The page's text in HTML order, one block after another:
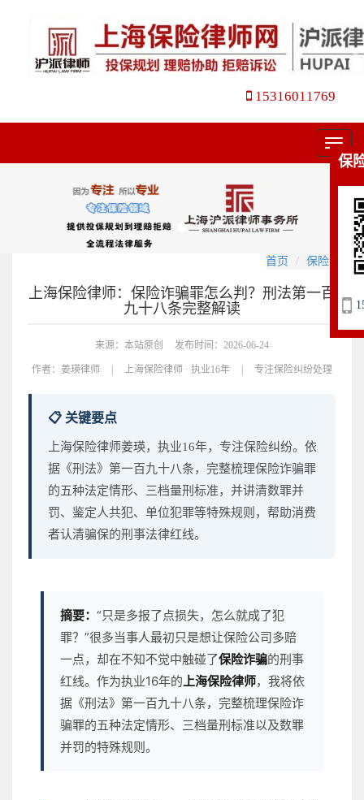
15316011769
菜
单
首页 保险诉讼
上海保险律师：保险诈骗罪怎么判？刑法第一百
九十八条完整解读
来源：本站原创 发布时间：2026-06-24
作者： 姜瑛律师 | 上海保险律师 · 执业16年 | 专注保险纠纷处理
📋 关键要点
上海保险律师姜瑛，执业16年，专注保险纠纷。依
据《刑法》第一百九十八条，完整梳理保险诈骗罪
的五种法定情形、三档量刑标准，并讲清数罪并
罚、鉴定人共犯、单位犯罪等特殊规则，帮助消费
者认清骗保的刑事法律红线。
摘要： “只是多报了点损失，怎么就成了犯
罪？”很多当事人最初只是想让保险公司多赔
一点，却在不知不觉中触碰了保险诈骗的刑事
红线。作为执业16年的上海保险律师，我将依
据《刑法》第一百九十八条，完整梳理保险诈
骗罪的五种法定情形、三档量刑标准以及数罪
并罚的特殊规则。
保